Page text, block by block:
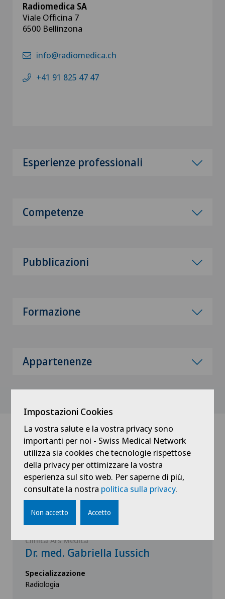
Radiomedica SA
Viale Officina 7
6500 Bellinzona
info@radiomedica.ch
+41 91 825 47 47
Esperienze professionali
Competenze
Pubblicazioni
Formazione
Appartenenze
Dottori con questa specialità
Clinica Ars Medica
Dr. med. Gabriella Iussich
Specializzazione
Radiologia
Impostazioni Cookies
La vostra salute e la vostra privacy sono
importanti per noi - Swiss Medical Network
utilizza sia cookies che tecnologie rispettose
della privacy per ottimizzare la vostra
esperienza sul sito web. Per saperne di più,
consultate la nostra politica sulla privacy.
Non accetto Accetto